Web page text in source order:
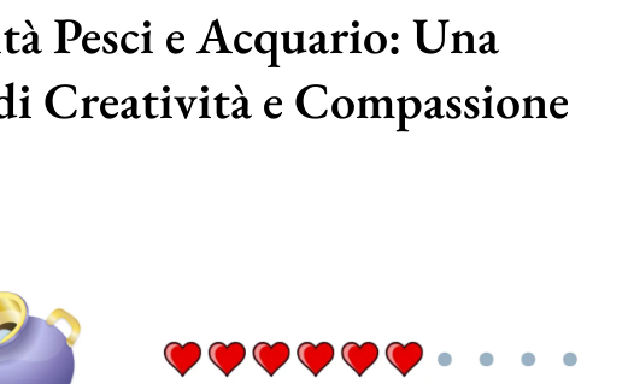
Pesci e Acquario: Una
Creatività e Compassione